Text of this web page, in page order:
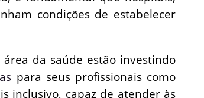
condições de estabelecer
da saúde estão investindo
para seus profissionais como
inclusivo, capaz de atender às